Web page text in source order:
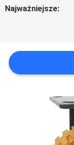
POPROSIĆ
SITEMAP
PRIVACY
Najważniejsze: